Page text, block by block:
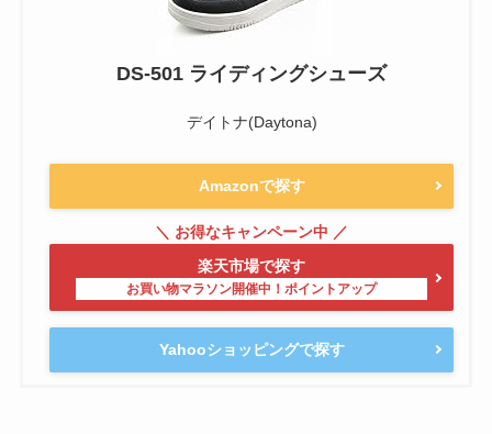
DS-501 ライディングシューズ
デイトナ(Daytona)
Amazonで探す
楽天市場で探す
Yahooショッピングで探す